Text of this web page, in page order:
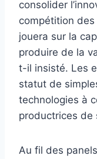
consolider
compétition
jouera sur la
produire de la
t-il insisté. Les
statut de
technologies à
productrices de
Au fil des